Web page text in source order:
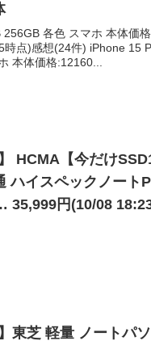
各色 スマホ 本体価
時点)感想(24件) iPhone 15
本体価格:12160...
HCMA【今だけ
ハイスペックノート
35,999円(10/08
】東芝 軽量 ノートパ